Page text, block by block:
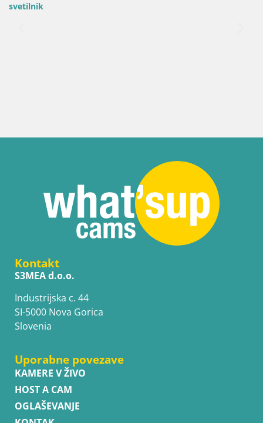
svetilnik
Kontakt
S3MEA d.o.o.
Industrijska c. 44
SI-5000 Nova Gorica
Slovenia
Uporabne povezave
KAMERE V ŽIVO
HOST A CAM
OGLAŠEVANJE